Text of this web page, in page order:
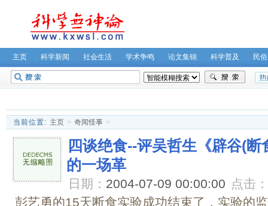
主页 科学新闻 社会生活 学术争鸣 论文集锦 科学普及 民
无神论坛
当前位置: 主页 > 奇闻怪事 >
四谈绝食--评吴哲生《辟谷(
的一场革
日期： 2004-07-09 00:00:00 点击：
彭艺勇的15天断食实验成功结束了，实验的